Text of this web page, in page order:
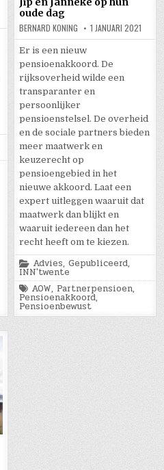
oude dag
BERNARD KONING 1 JANUARI 2021
Er is een nieuw
pensioenakkoord. De
rijksoverheid wilde een
transparanter en
persoonlijker
pensioenstelsel. De overheid
en de sociale partners bieden
meer maatwerk en
keuzerecht op
pensioengebied in het
nieuwe akkoord. Laat een
expert uitleggen waaruit dat
maatwerk dan blijkt en
waaruit iedereen dan het
recht heeft om te kiezen.
Posted
in
Advies,Gepubliceerd,
INN'twente
Tagged
AOW, Partnerpensioen,
Pensioenakkoord,
Pensioenbewust